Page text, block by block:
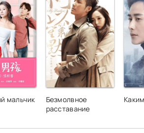
мальчик
Безмолвное
расставание